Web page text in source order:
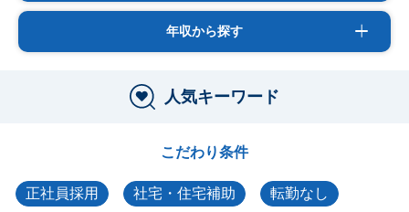
年収から探す
人気キーワード
こだわり条件
正社員採用 社宅・住宅補助 転勤なし